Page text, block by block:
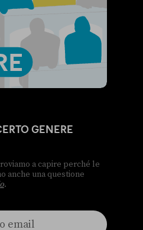
GENERE
a capire perché le
anche una questione
.